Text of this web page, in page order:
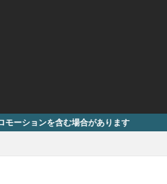
場合があります